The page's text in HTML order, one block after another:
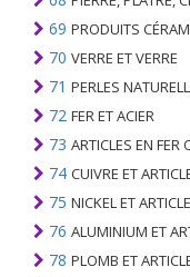
69 PRODUITS
70 VERRE ET VERRE
71 PERLES NATURELLES ET DE CULTURE; PIERRES PRÉCIEUSES, SEMI-
72 FER ET ACIER
73 ARTICLES EN FER
74 CUIVRE ET
75 NICKEL ET
76 ALUMINIUM ET
78 PLOMB ET